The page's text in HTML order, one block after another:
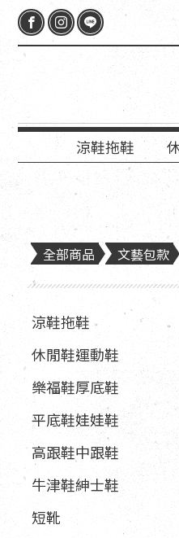
涼鞋拖鞋
全部商品 文藝包款
涼鞋拖鞋
休閒鞋運動鞋
樂福鞋厚底鞋
平底鞋娃娃鞋
高跟鞋中跟鞋
牛津鞋紳士鞋
短靴